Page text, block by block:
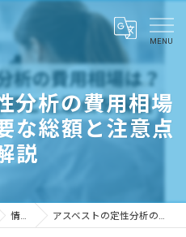
分析の費用相場
な総額と注意点
説
情報ブログ アスベストの定性分析の費用相場は？解体前に必要な総額と注意点を解説